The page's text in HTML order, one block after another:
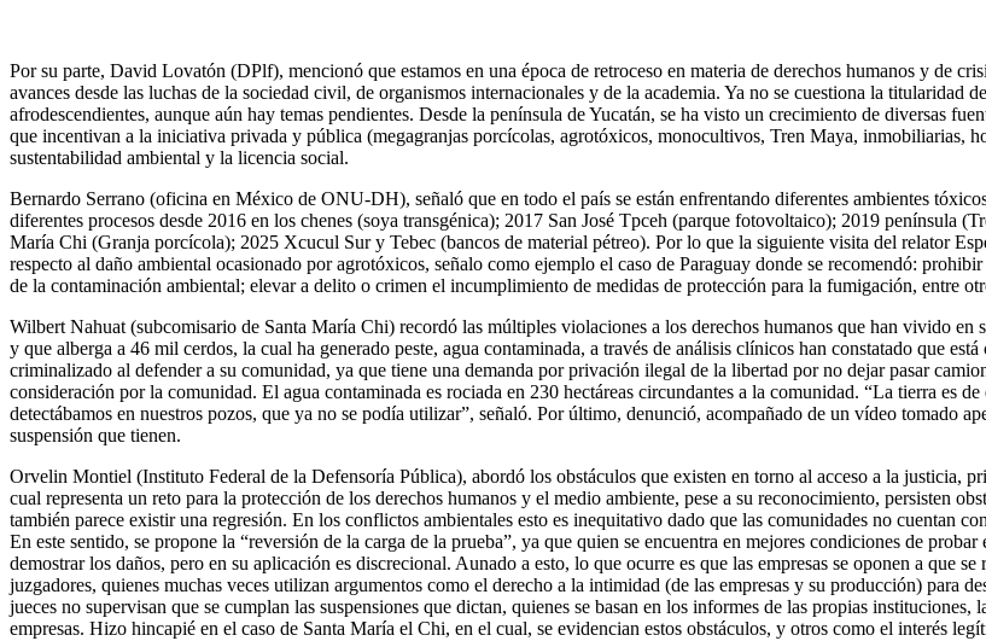
Por su parte, David Lovatón (DPlf), mencionó que estamos en una época de retroceso en materia de derechos humanos y de
avances desde las luchas de la sociedad civil, de organismos internacionales y de la academia. Ya no se cuestiona la titularidad
afrodescendientes, aunque aún hay temas pendientes. Desde la península de Yucatán, se ha visto un crecimiento de diversas
que incentivan a la iniciativa privada y pública (megagranjas porcícolas, agrotóxicos, monocultivos, Tren Maya, inmobiliarias,
sustentabilidad ambiental y la licencia social.
Bernardo Serrano (oficina en México de ONU-DH), señaló que en todo el país se están enfrentando diferentes ambientes
diferentes procesos desde 2016 en los chenes (soya transgénica); 2017 San José Tpceh (parque fotovoltaico); 2019 península
María Chi (Granja porcícola); 2025 Xcucul Sur y Tebec (bancos de material pétreo). Por lo que la siguiente visita del relator
respecto al daño ambiental ocasionado por agrotóxicos, señalo como ejemplo el caso de Paraguay donde se recomendó:
de la contaminación ambiental; elevar a delito o crimen el incumplimiento de medidas de protección para la fumigación, entre
Wilbert Nahuat (subcomisario de Santa María Chi) recordó las múltiples violaciones a los derechos humanos que han vivido
y que alberga a 46 mil cerdos, la cual ha generado peste, agua contaminada, a través de análisis clínicos han constatado que
criminalizado al defender a su comunidad, ya que tiene una demanda por privación ilegal de la libertad por no dejar pasar
consideración por la comunidad. El agua contaminada es rociada en 230 hectáreas circundantes a la comunidad. “La tierra es
detectábamos en nuestros pozos, que ya no se podía utilizar”, señaló. Por último, denunció, acompañado de un vídeo tomado
suspensión que tienen.
Orvelin Montiel (Instituto Federal de la Defensoría Pública), abordó los obstáculos que existen en torno al acceso a la justicia,
cual representa un reto para la protección de los derechos humanos y el medio ambiente, pese a su reconocimiento, persisten
también parece existir una regresión. En los conflictos ambientales esto es inequitativo dado que las comunidades no cuentan
En este sentido, se propone la “reversión de la carga de la prueba”, ya que quien se encuentra en mejores condiciones de
demostrar los daños, pero en su aplicación es discrecional. Aunado a esto, lo que ocurre es que las empresas se oponen a que
juzgadores, quienes muchas veces utilizan argumentos como el derecho a la intimidad (de las empresas y su producción) para
jueces no supervisan que se cumplan las suspensiones que dictan, quienes se basan en los informes de las propias
empresas. Hizo hincapié en el caso de Santa María el Chi, en el cual, se evidencian estos obstáculos, y otros como el interés